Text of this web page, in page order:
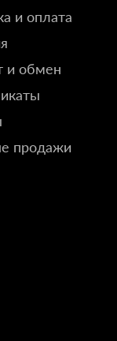
и оплата
и обмен
продажи